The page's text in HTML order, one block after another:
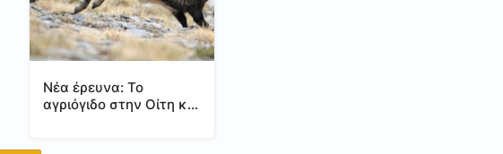
Νέα έρευνα: Το
αγριόγιδο στην Οίτη και